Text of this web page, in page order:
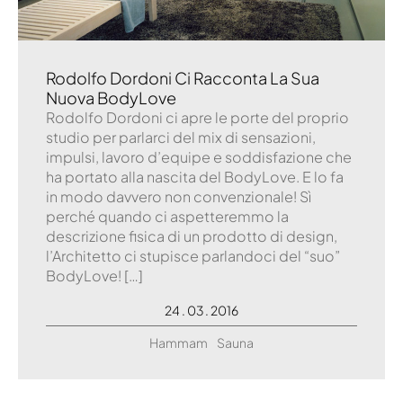
Rodolfo Dordoni Ci Racconta La Sua
Nuova BodyLove
Rodolfo Dordoni ci apre le porte del proprio
studio per parlarci del mix di sensazioni,
impulsi, lavoro d’equipe e soddisfazione che
ha portato alla nascita del BodyLove. E lo fa
in modo davvero non convenzionale! Sì
perché quando ci aspetteremmo la
descrizione fisica di un prodotto di design,
l’Architetto ci stupisce parlandoci del “suo”
BodyLove! […]
24 . 03 . 2016
Hammam
Sauna